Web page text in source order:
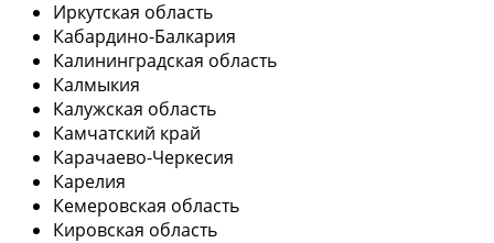
Иркутская область
Кабардино-Балкария
Калининградская область
Калмыкия
Калужская область
Камчатский край
Карачаево-Черкесия
Карелия
Кемеровская область
Кировская область